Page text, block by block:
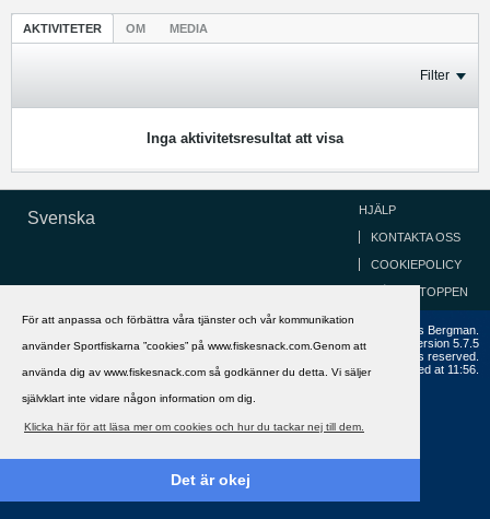
För att anpassa och förbättra våra tjänster och vår kommunikation
använder Sportfiskarna ”cookies” på www.fiskesnack.com.Genom att
använda dig av www.fiskesnack.com så godkänner du detta. Vi säljer
självklart inte vidare någon information om dig.
Klicka här för att läsa mer om cookies och hur du tackar nej till dem.
Det är okej
AKTIVITETER OM MEDIA
Filter
Inga aktivitetsresultat att visa
Svenska HJÄLP
KONTAKTA OSS
COOKIEPOLICY
GÅ TILL TOPPEN
Copyright ©2002 - 2021, FiskeSnack.com. Grundad 2002 av Anders Bergman.
Powered byvBulletin®
Version 5.7.5
Copyright © 2026 MH Sub I, LLC dba vBulletin. All rights reserved.
All times are GMT+1. This page was generated at 11:56.